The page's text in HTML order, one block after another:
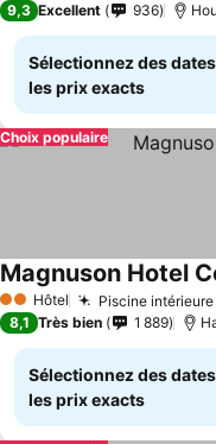
9,3 Excellent 936
Sélectionnez des
les prix exacts
Choix populaire
2 Étoiles
Hôtel Piscine
Magnuson Hotel
8,1 Très bien 1 889
Sélectionnez des
les prix exacts